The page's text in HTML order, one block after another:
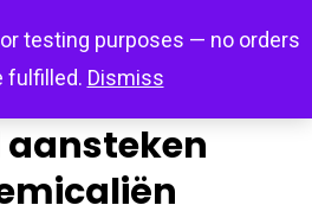
testing purposes — no orders
fulfilled. Dismiss
searchaccount